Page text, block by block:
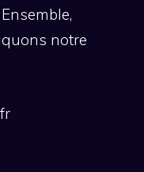
notre